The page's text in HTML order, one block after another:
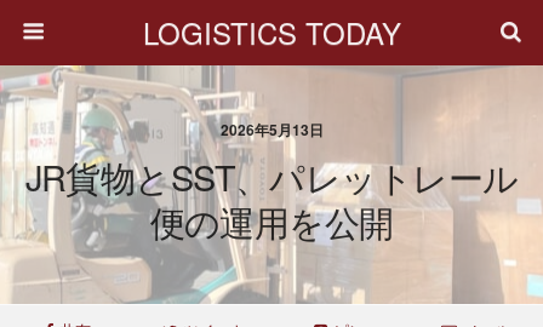
LOGISTICS TODAY
2026年5月13日
JR貨物とSST、パレットレール
便の運用を公開